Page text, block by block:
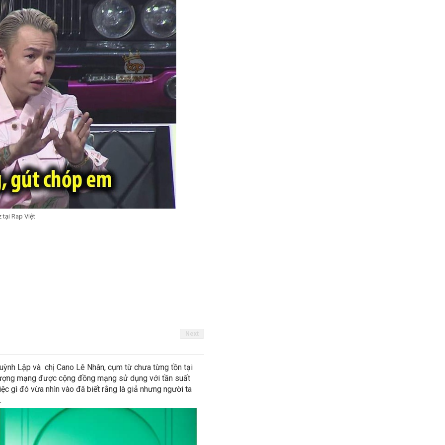
tại Rap Việt
Next
Lập và chị Cano Lê Nhân, cụm từ chưa từng tồn tại
mạng được cộng đồng mạng sử dụng với tần suất
gì đó vừa nhìn vào đã biết rằng là giả nhưng người ta